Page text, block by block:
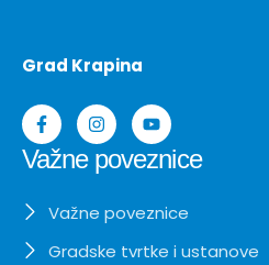
Grad Krapina
Važne poveznice
Važne poveznice
Gradske tvrtke i ustanove